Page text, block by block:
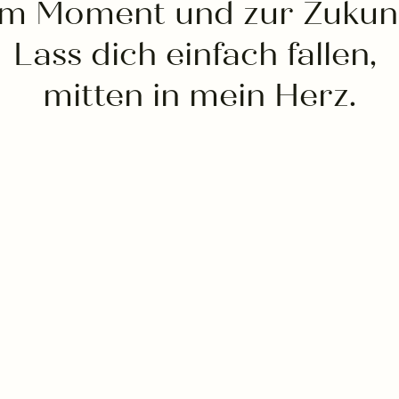
Moment und zur
Lass dich einfach fallen,
mitten in mein Herz.